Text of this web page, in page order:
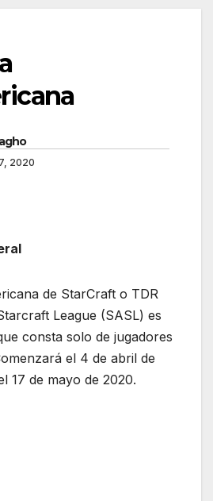
2020
de StarCraft o TDR
League (SASL) es
consta solo de jugadores
el 4 de abril de
17 de mayo de 2020.